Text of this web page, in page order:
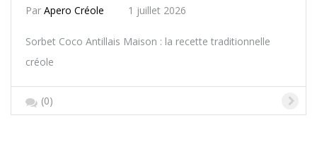
Par Apero Créole 1 juillet 2026
Sorbet Coco Antillais Maison : la recette traditionnelle
créole
(0)